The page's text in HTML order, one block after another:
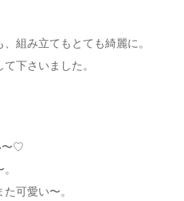
組み立てもとても綺麗に。
下さいました。
〜♡
可愛い〜。